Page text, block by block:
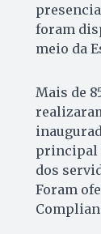
foram
meio da
Mais de
principal
dos
Foram